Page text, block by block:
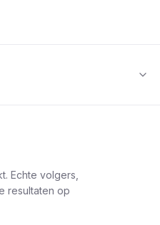
Echte volgers,
resultaten op